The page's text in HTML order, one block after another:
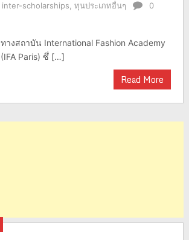
inter-scholarships ทุนประเภทอื่นๆ
0
ทางสถาบัน International Fashion Academy
(IFA Paris) ซึ่ […]
Read More